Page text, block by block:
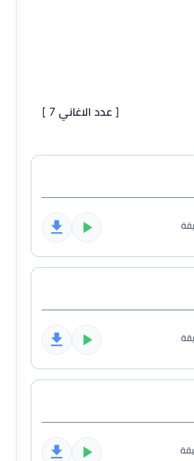
[ عدد الاغاني 7 ]